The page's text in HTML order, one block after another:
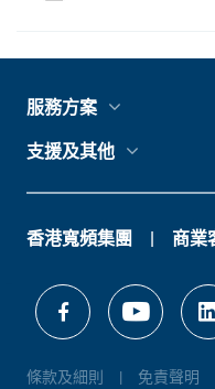
服務方案
支援及其他
香港寬頻集團 商業
條款及細則 免責聲明